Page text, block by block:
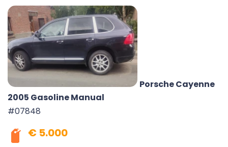
Porsche Cayenne
2005 Gasoline Manual
#07848
€ 5.000